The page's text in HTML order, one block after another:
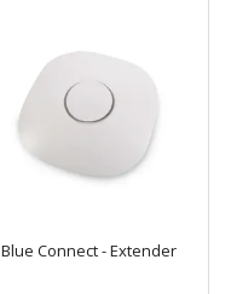
Blue Connect - Extender